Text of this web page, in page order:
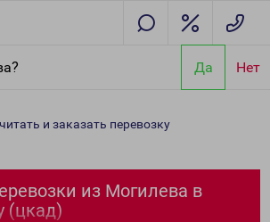
Да Нет
и заказать перевозку
из Могилева в
(цкад)